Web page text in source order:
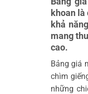
khoan là
khả
mang
cao.
Bảng giá
chìm
những